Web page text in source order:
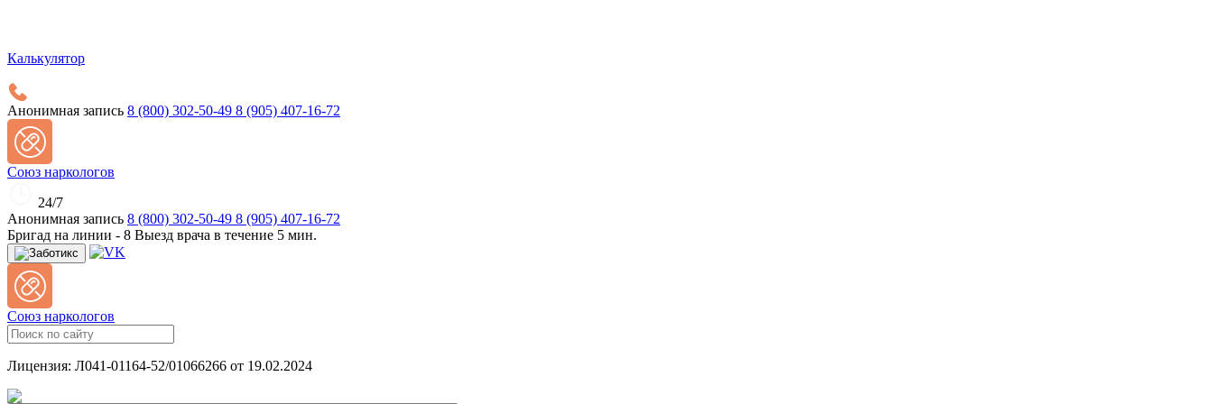
Калькулятор
Анонимная запись 8 (800) 302-50-49 8 (905) 407-16-72
Союз наркологов
24/7
Анонимная запись 8 (800) 302-50-49 8 (905) 407-16-72
Бригад на линии - 8 Выезд врача в течение 5 мин.
Союз наркологов
Лицензия: Л041-01164-52/01066266 от 19.02.2024